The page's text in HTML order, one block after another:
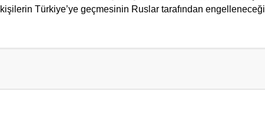
Türkiye’ye geçmesinin Ruslar tarafından engelleneceği